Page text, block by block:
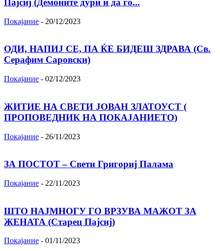
Пајсиј (Демоните дури и да го...
Покајание - 20/12/2023
ОДИ, НАПИЈ СЕ, ПА ЌЕ БИДЕШ ЗДРАВА (Св.
Серафим Саровски)
Покајание - 02/12/2023
ЖИТИЕ НА СВЕТИ ЈОВАН ЗЛАТОУСТ (
ПРОПОВЕДНИК НА ПОКАЈАНИЕТО)
Покајание - 26/11/2023
ЗА ПОСТОТ – Свети Григориј Палама
Покајание - 22/11/2023
ШТО НАЈМНОГУ ГО ВРЗУВА МАЖОТ ЗА
ЖЕНАТА (Старец Пајсиј)
Покајание - 01/11/2023